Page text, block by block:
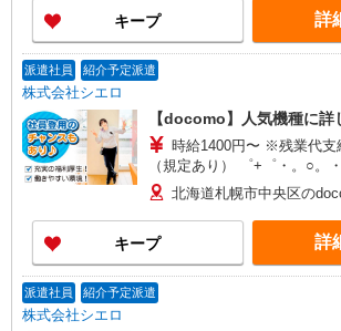
+゜・。○。・゜+゜
キープ 詳
派遣社員 紹介予定派遣
株式会社シエロ
【docomo】人気機種に詳
時給1400円〜 ※残業代
（規定あり） ゜+゜・。○。・゜+゜・。○。・゜
+゜ 入社祝い金10万円支給(規定有) お友
頂くと, インセンティブ支給(規定有)
い・週払い可能（規程有）★
+゜・。○。・゜+゜
北海道札幌市中央区の
キープ 詳
派遣社員 紹介予定派遣
株式会社シエロ